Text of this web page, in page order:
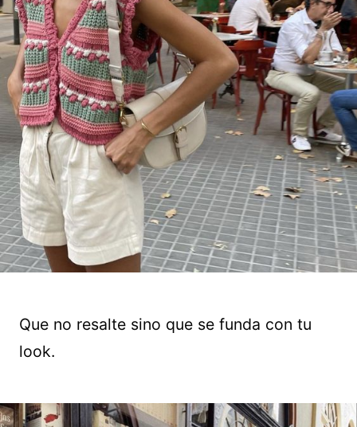
Que no resalte sino que se funda con tu
look.